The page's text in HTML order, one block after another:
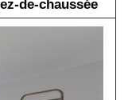
de-chaussée